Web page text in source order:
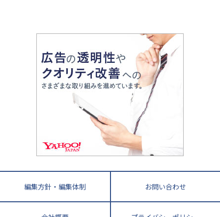
大阪府
兵庫県 京都府 奈良県
和歌山県
鳥取県
島根県 岡山県 広島県
香川県
高知県
長崎県 熊本県
鹿児島県 沖縄県
教育全般
大学受験塾の選び方
中学受験に熱心な市区町村ランキング
小学校受験
家庭教師
運動と遊びを考える
情報Ⅰ、数学が苦手な人注目！最短距離の学力
アップ法
悩み多き「大学受験」相談室
英語・英会話・英検対策
小学校教師が解説！中学受験のリアル
教育ジャーナリストが徹底解説！ 大学受験の羅
大学入試改革
ママテクエグザム
進化する中高一貫校・高校
編集方針・編集体制 お問い合わせ